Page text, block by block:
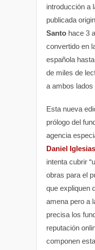
introducción a
publicada
Santo hace 3
convertido en
española
de miles de
a ambos lados
Esta nueva
prólogo del
agencia
Daniel Iglesias
intenta cubrir
obras para el
que expliquen
amena pero a
precisa los
reputación
componen